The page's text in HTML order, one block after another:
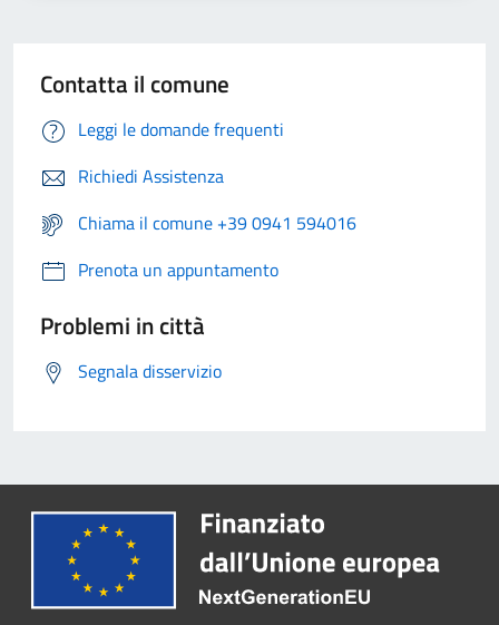
Contatta il comune
Leggi le domande frequenti
Richiedi Assistenza
Chiama il comune +39 0941 594016
Prenota un appuntamento
Problemi in città
Segnala disservizio